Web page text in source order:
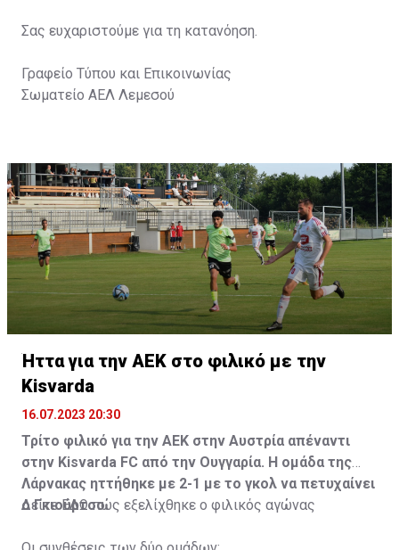
Σας ευχαριστούμε για τη κατανόηση.
Γραφείο Τύπου και Επικοινωνίας
Σωματείο ΑΕΛ Λεμεσού
Ήττα για την ΑΕΚ στο φιλικό με την
Kisvarda
16.07.2023 20:30
Τρίτο φιλικό για την ΑΕΚ στην Αυστρία απέναντι
στην Kisvarda FC από την Ουγγαρία. Η ομάδα της
Λάρνακας ηττήθηκε με 2-1 με το γκολ να πετυχαίνει
ο Γκιούρτσο.
ΔείτεΕΔΩπώς εξελίχθηκε ο φιλικός αγώνας